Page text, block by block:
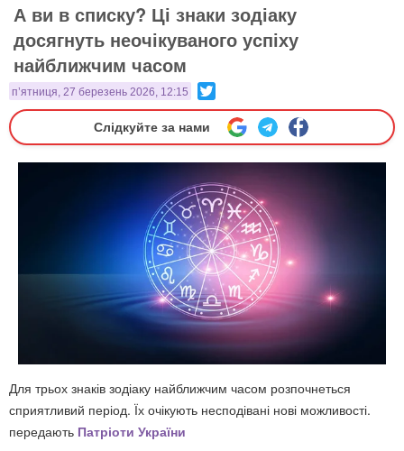
А ви в списку? Ці знаки зодіаку
досягнуть неочікуваного успіху
найближчим часом
п’ятниця, 27 березень 2026, 12:15
Слідкуйте за нами
Для трьох знаків зодіаку найближчим часом розпочнеться
сприятливий період. Їх очікують несподівані нові можливості.
передають Патріоти України